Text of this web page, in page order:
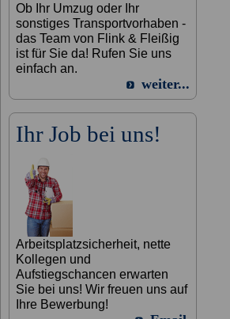
Ob Ihr Umzug oder Ihr
sonstiges Transportvorhaben -
das Team von Flink & Fleißig
ist für Sie da! Rufen Sie uns
einfach an.
weiter...
Ihr Job bei uns!
Arbeitsplatzsicherheit, nette
Kollegen und
Aufstiegschancen erwarten
Sie bei uns! Wir freuen uns auf
Ihre Bewerbung!